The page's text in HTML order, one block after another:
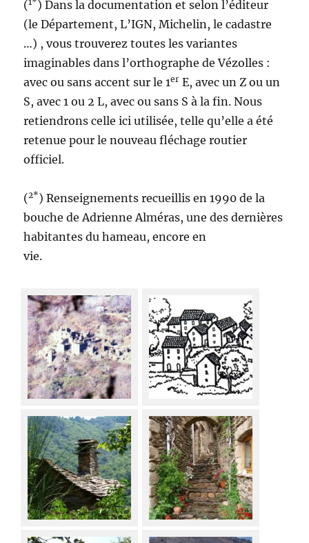
(
) Dans la documentation et selon l’éditeur
(le Département, L’IGN, Michelin, le cadastre
…) , vous trouverez toutes les variantes
imaginables dans l’orthographe de Vézolles :
avec ou sans accent sur le 1er E, avec un Z ou un
S, avec 1 ou 2 L, avec ou sans S à la fin. Nous
retiendrons celle ici utilisée, telle qu’elle a été
retenue pour le nouveau fléchage routier
officiel.
(2*) Renseignements recueillis en 1990 de la
bouche de Adrienne Alméras, une des dernières
habitantes du hameau, encore en
vie.